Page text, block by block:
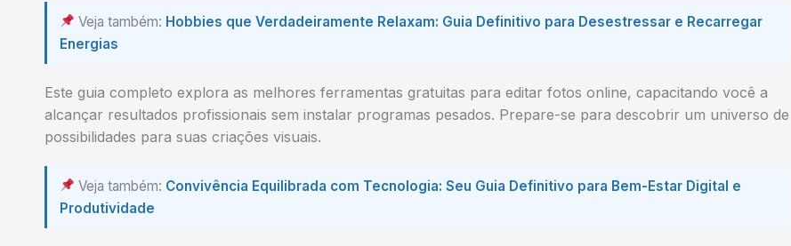
Veja também: Hobbies que Verdadeiramente Relaxam: Guia Definitivo para Desestressar e Recarregar
Energias
Este guia completo explora as melhores ferramentas gratuitas para editar fotos online, capacitando você a
alcançar resultados profissionais sem instalar programas pesados. Prepare-se para descobrir um universo de
possibilidades para suas criações visuais.
Veja também: Convivência Equilibrada com Tecnologia: Seu Guia Definitivo para Bem-Estar Digital e
Produtividade